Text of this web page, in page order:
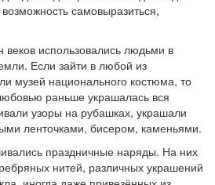
самовыразиться,
использовались людьми в
Если зайти в любой из
музей национального костюма, то
раньше украшалась вся
узоры на рубашках, украшали
ленточками, бисером, каменьями.
праздничные наряды. На них
нитей, различных украшений